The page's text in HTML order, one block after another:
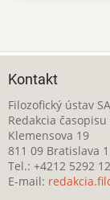
Kontakt
Filozofický ústav
Redakcia časopisu
Klemensova 19
811 09 Bratislava 1
Tel.: +4212 5292
E-mail: